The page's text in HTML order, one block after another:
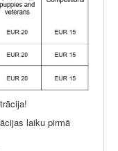
laiku pirmā